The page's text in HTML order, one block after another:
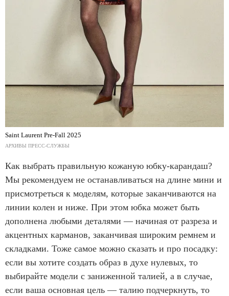
Saint Laurent Pre-Fall 2025
АРХИВЫ ПРЕСС-СЛУЖБЫ
Как выбрать правильную кожаную юбку-карандаш?
Мы рекомендуем не останавливаться на длине мини и
присмотреться к моделям, которые заканчиваются на
линии колен и ниже. При этом юбка может быть
дополнена любыми деталями — начиная от разреза и
акцентных карманов, заканчивая широким ремнем и
складками. Тоже самое можно сказать и про посадку:
если вы хотите создать образ в духе нулевых, то
выбирайте модели с заниженной талией, а в случае,
если ваша основная цель — талию подчеркнуть, то